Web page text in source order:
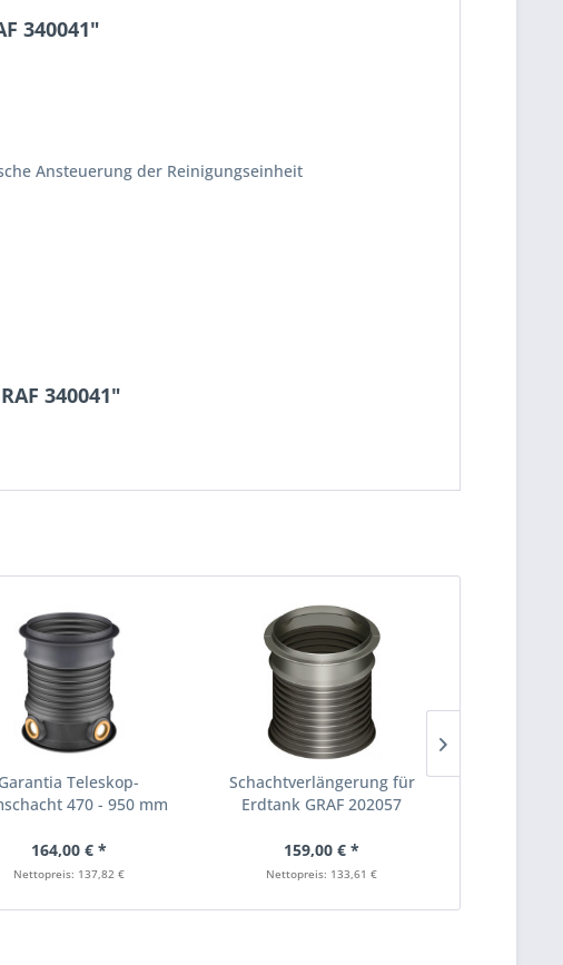
340041"
Ansteuerung der Reinigungseinheit
340041"
Garantia Teleskop-
470 - 950 mm
164,00 € *
Nettopreis: 137,82 €
Schachtverlängerung für
Erdtank GRAF 202057
159,00 € *
Nettopreis: 133,61 €